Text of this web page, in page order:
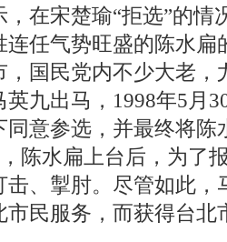
在宋楚瑜“拒选”的情
连任气势旺盛的陈水扁
，国民党内不少大老
英九出马，1998年5月
意参选，并最终将陈
水扁上台后，为了
击、掣肘。尽管如此，
市民服务，而获得台北